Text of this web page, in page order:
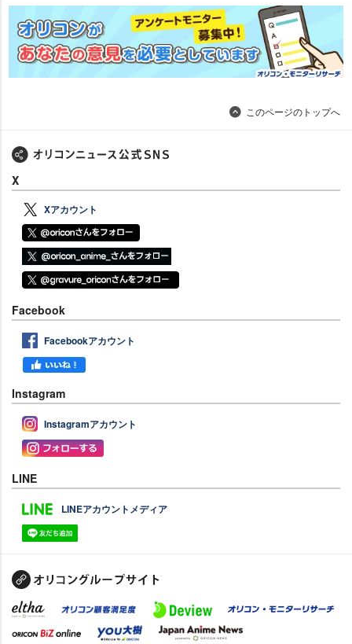
このページのトップへ
X
Xアカウント
Facebook
Facebookアカウント
Instagram
Instagramアカウント
LINE
LINEアカウントメディア